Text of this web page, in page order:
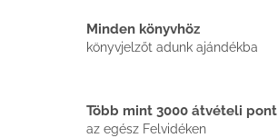
Minden könyvhöz
könyvjelzőt adunk ajándékba
Több mint 3000 átvételi pont
az egész Felvidéken